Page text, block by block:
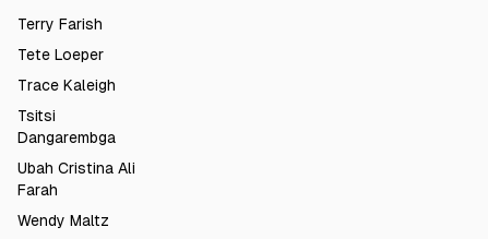
Terry Farish
Tete Loeper
Trace Kaleigh
Tsitsi
Dangarembga
Ubah Cristina Ali
Farah
Wendy Maltz